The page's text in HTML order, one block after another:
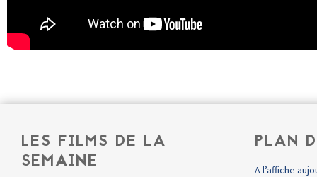
LES FILMS DE LA
SEMAINE
PLAN
A l’affiche